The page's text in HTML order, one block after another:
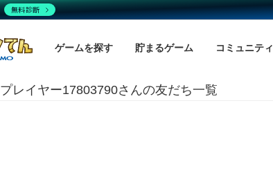
ゲームを探す 貯まるゲーム コミュニティ
プレイヤー17803790さんの友だち一覧
無料診断